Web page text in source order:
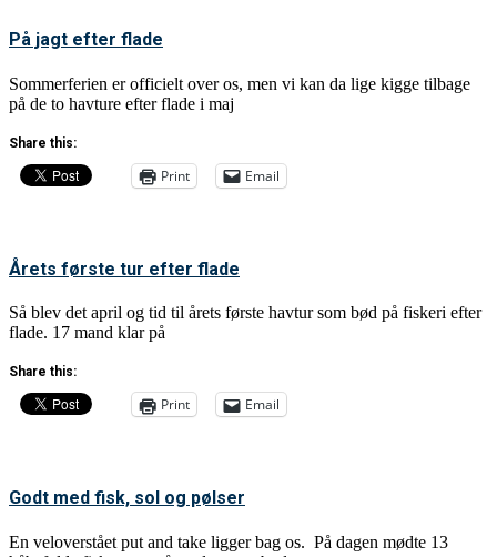
På jagt efter flade
Sommerferien er officielt over os, men vi kan da lige kigge tilbage
på de to havture efter flade i maj
Share this:
Print Email
Årets første tur efter flade
Så blev det april og tid til årets første havtur som bød på fiskeri efter
flade. 17 mand klar på
Share this:
Print Email
Godt med fisk, sol og pølser
En veloverstået put and take ligger bag os. På dagen mødte 13